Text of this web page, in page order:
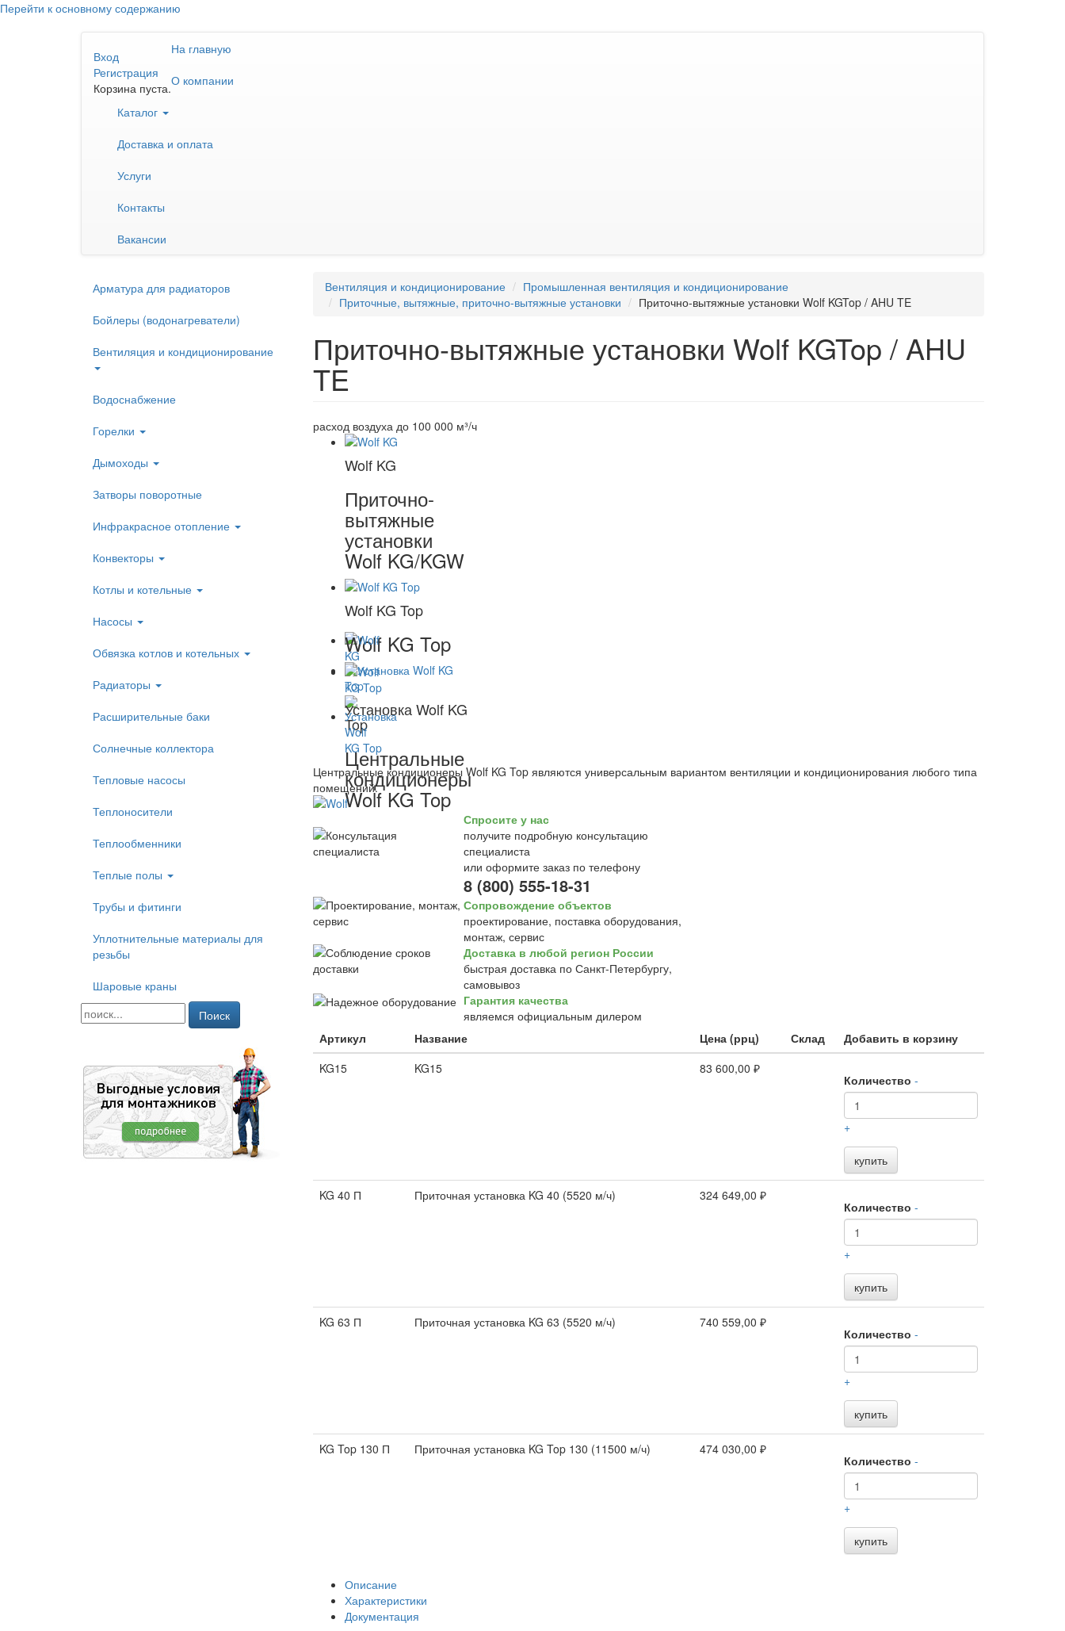
Перейти к основному содержанию
Вход
Регистрация
Корзина пуста.
На главную
О компании
Каталог
Доставка и оплата
Услуги
Контакты
Вакансии
Арматура для радиаторов
Бойлеры (водонагреватели)
Вентиляция и кондиционирование
Водоснабжение
Горелки
Дымоходы
Затворы поворотные
Инфракрасное отопление
Конвекторы
Котлы и котельные
Насосы
Обвязка котлов и котельных
Радиаторы
Расширительные баки
Солнечные коллектора
Тепловые насосы
Теплоносители
Теплообменники
Теплые полы
Трубы и фитинги
Уплотнительные материалы для
резьбы
Шаровые краны
Поиск
Вентиляция и кондиционирование
Промышленная вентиляция и кондиционирование
Приточные, вытяжные, приточно-вытяжные установки
Приточно-вытяжные установки Wolf KGTop / AHU TE
Приточно-вытяжные установки Wolf KGTop / AHU
TE
расход воздуха до 100 000 м³/ч
Wolf KG
Приточно-
вытяжные
установки
Wolf KG/KGW
Wolf KG Top
Wolf KG Top
Установка Wolf KG
Top
Центральные
кондиционеры
Wolf KG Top
Центральные кондиционеры Wolf KG Top являются универсальным вариантом вентиляции и кондиционирования любого типа
помещений.
Спросите у нас
получите подробную консультацию
специалиста
или оформите заказ по телефону
8 (800) 555-18-31
Сопровождение объектов
проектирование, поставка оборудования,
монтаж, сервис
Доставка в любой регион России
быстрая доставка по Санкт-Петербургу,
самовывоз
Гарантия качества
являемся официальным дилером
Артикул
Название Цена (ррц) Склад
Добавить в корзину
KG15
KG15 83 600,00 ₽
Количество -
+
купить
KG 40 П Приточная установка KG 40 (5520 м/ч) 324 649,00 ₽
Количество -
+
купить
KG 63 П Приточная установка KG 63 (5520 м/ч) 740 559,00 ₽
Количество -
+
купить
KG Top 130 П Приточная установка KG Top 130 (11500 м/ч) 474 030,00 ₽
Количество -
+
купить
Описание
Характеристики
Документация